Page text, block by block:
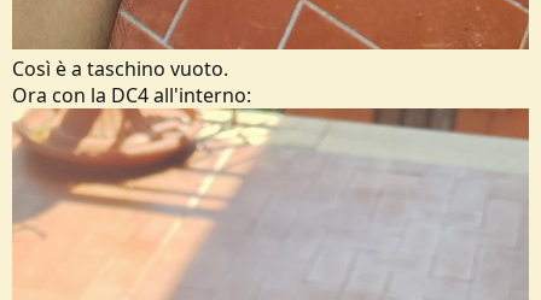
Così è a taschino vuoto.
Ora con la DC4 all'interno: